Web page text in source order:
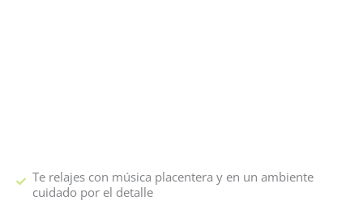
Te relajes con música placentera y en un ambiente
cuidado por el detalle